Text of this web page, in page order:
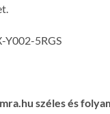
Y002-5RGS
széles és